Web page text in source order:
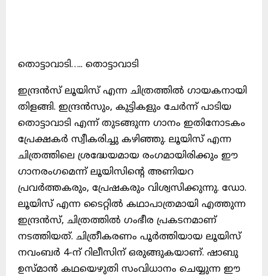
തൊട്ടാവാടി….. തൊട്ടാവാടി
ഇന്ദ്രൻസ് ലൂയിസ് എന്ന ചിത്രത്തിൽ ഗായകനായി
തിളങ്ങി. ഇന്ദ്രൻസും, കുട്ടികളും ചേർന്ന് പാടിയ
തൊട്ടാവാടി എന്ന് തുടങ്ങുന്ന ഗാനം ഇതിനോടകം
പ്രേക്ഷകർ സ്വീകരിച്ചു കഴിഞ്ഞു. ലൂയിസ് എന്ന
ചിത്രത്തിലെ ശ്രദ്ധേയമായ രംഗമായിരിക്കും ഈ
ഗാനരംഗമെന്ന് ലൂയിസിന്റെ അണിയറ
പ്രവർത്തകരും, പ്രേഷകരും വിശ്വസിക്കുന്നു. ഡോ.
ലൂയിസ് എന്ന ടൈറ്റിൽ കഥാപാത്രമായി എത്തുന്ന
ഇന്ദ്രൻസ്, ചിത്രത്തിൽ ഗംഭീര പ്രകടനമാണ്
നടത്തിയത്. ചിത്രീകരണം പൂർത്തിയായ ലൂയിസ്
നവംബർ 4-ന് റിലീസിന് ഒരുങ്ങുകയാണ്. ഷാബു
ഉസ്മാൻ കഥയെഴുതി സംവിധാനം ചെയ്യുന്ന ഈ